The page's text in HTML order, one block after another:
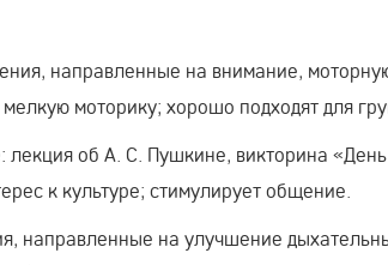
направленные на внимание,
моторику; хорошо подходят для
об А. С. Пушкине, викторина «День
к культуре; стимулирует общение.
направленные на улучшение